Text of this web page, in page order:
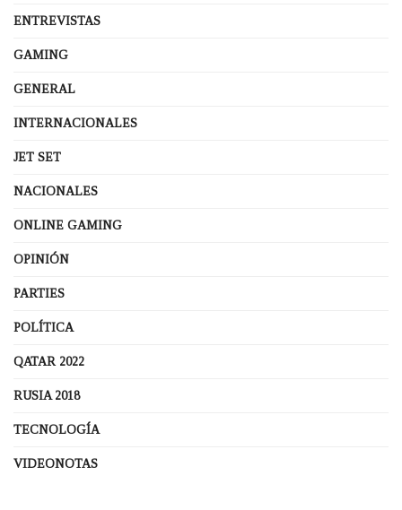
ENTREVISTAS
GAMING
GENERAL
INTERNACIONALES
JET SET
NACIONALES
ONLINE GAMING
OPINIÓN
PARTIES
POLÍTICA
QATAR 2022
RUSIA 2018
TECNOLOGÍA
VIDEONOTAS